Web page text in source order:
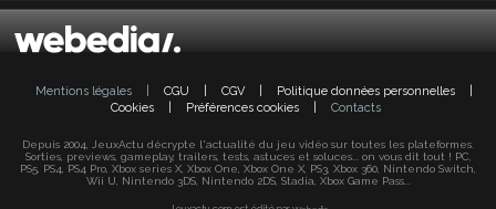
Mentions légales CGU CGV Politique données personnelles
Cookies
Préférences cookies Contacts
Depuis 2004, JeuxActu décrypte l'actualité du jeu vidéo sur toutes les plateformes.
Sorties, previews, gameplay, trailers, tests, astuces et soluces... on vous dit tout ! PC,
PS5, PS4, PS4 Pro, Xbox series X, Xbox One, Xbox One X, PS3, Xbox 360, Nintendo Switch,
Wii U, Nintendo 3DS, Nintendo 2DS, Stadia, Xbox Game Pass...